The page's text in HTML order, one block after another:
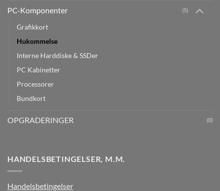
PC-Komponenter (5)
Grafikkort
Hukommelse
Interne Harddiske & SSDer
PC Kabinetter
Processorer
Bundkort
OPGRADERINGER (0)
HANDELSBETINGELSER, M.M.
Handelsbetingelser